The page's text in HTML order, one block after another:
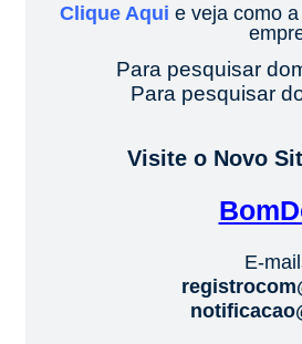
Clique Aqui e veja como
Para pesquisar
Para pesquisar
Visite o Novo
E-